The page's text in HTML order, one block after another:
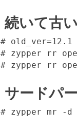
続いて古
# old_ver=12.1
# zypper rr
# zypper rr
サードパ
# zypper mr -